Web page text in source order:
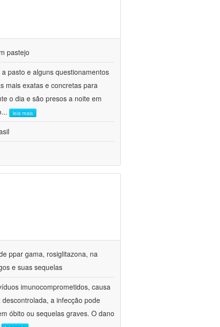
pastejo
pasto e alguns questionamentos
mais exatas e concretas para
o dia e são presos a noite em
... leia mais
ppar gama, rosiglitazona, na
e suas sequelas
imunocomprometidos, causa
a infecção pode
óbito ou sequelas graves. O dano